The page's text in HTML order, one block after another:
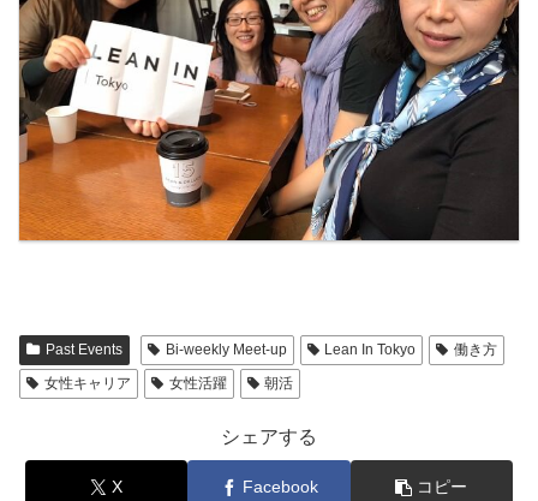
Past Events Bi-weekly Meet-up Lean In Tokyo
働き方
女性キャリア
女性活躍 朝活
シェアする
X Facebook コピー